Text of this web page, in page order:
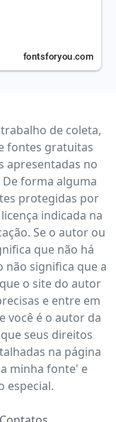
de coleta,
fontes gratuitas
apresentadas no
forma alguma
protegidas por
indicada na
Se o autor ou
que não há
não significa que a
o site do autor
e entre em
você é o autor da
seus direitos
na página
minha fonte' e
especial.